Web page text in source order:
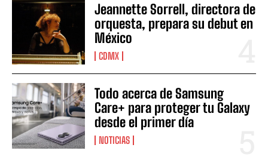
Jeannette Sorrell, directora de
orquesta, prepara su debut en
México
CDMX
Todo acerca de Samsung
Care+ para proteger tu Galaxy
desde el primer día
NOTICIAS